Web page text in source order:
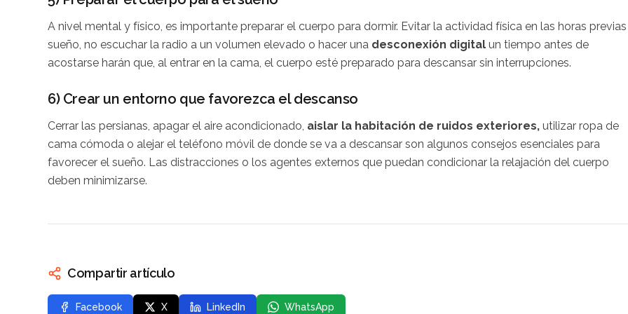
A nivel mental y físico, es importante preparar el cuerpo para dormir. Evitar la actividad física en las horas
sueño, no escuchar la radio a un volumen elevado o hacer una desconexión digital un tiempo antes de
acostarse harán que, al entrar en la cama, el cuerpo esté preparado para descansar sin interrupciones.
6) Crear un entorno que favorezca el descanso
Cerrar las persianas, apagar el aire acondicionado, aislar la habitación de ruidos exteriores, utilizar ropa de
cama cómoda o alejar el teléfono móvil de donde se va a descansar son algunos consejos esenciales para
favorecer el sueño. Las distracciones o los agentes externos que puedan condicionar la relajación del cuerpo
deben minimizarse.
Compartir artículo
Facebook X LinkedIn WhatsApp